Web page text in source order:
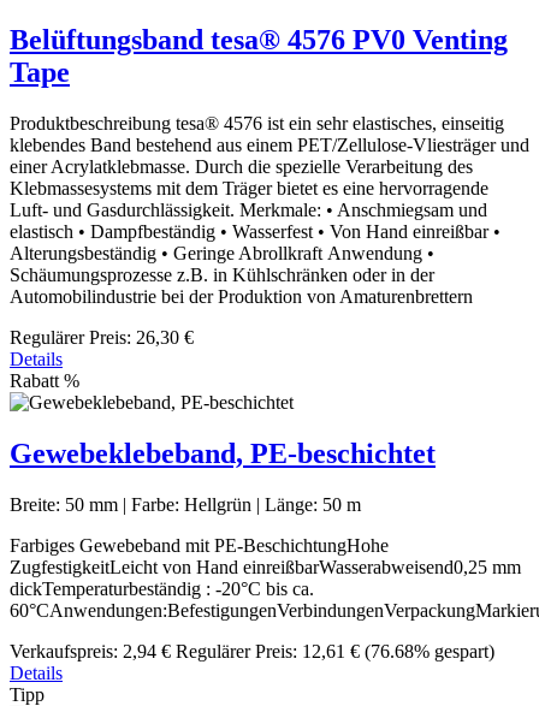
Belüftungsband tesa® 4576 PV0 Venting
Tape
Produktbeschreibung tesa® 4576 ist ein sehr elastisches, einseitig
klebendes Band bestehend aus einem PET/Zellulose-Vliesträger und
einer Acrylatklebmasse. Durch die spezielle Verarbeitung des
Klebmassesystems mit dem Träger bietet es eine hervorragende
Luft- und Gasdurchlässigkeit. Merkmale: • Anschmiegsam und
elastisch • Dampfbeständig • Wasserfest • Von Hand einreißbar •
Alterungsbeständig • Geringe Abrollkraft Anwendung •
Schäumungsprozesse z.B. in Kühlschränken oder in der
Automobilindustrie bei der Produktion von Amaturenbrettern
Regulärer Preis: 26,30 €
Details
Rabatt %
Gewebeklebeband, PE-beschichtet
Breite: 50 mm | Farbe: Hellgrün | Länge: 50 m
Farbiges Gewebeband mit PE-BeschichtungHohe
ZugfestigkeitLeicht von Hand einreißbarWasserabweisend0,25 mm
dickTemperaturbeständig : -20°C bis ca.
Verkaufspreis: 2,94 € Regulärer Preis: 12,61 € (76.68% gespart)
Details
Tipp